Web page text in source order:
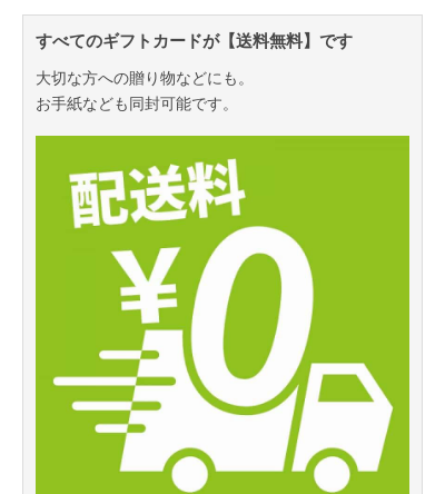
誕生日／記念日／お礼・お祝い／贈り物
どんなシーンにも安心してお使いいただけます！
★メッセージの代筆につきまして★
リクエスト時に要望欄に「代筆内容」を記入していた
だければ、感謝の気持ちやお祝いの気持ちを運営局で
代筆対応いたします。
お気軽にご相談くださいませ。
すべてのギフトカードが【送料無料】です
大切な方への贈り物などにも。
お手紙なども同封可能です。